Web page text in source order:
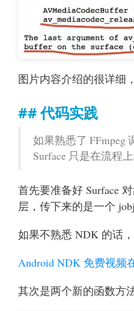
图片内容介绍的很详细
代码实践
如果熟悉了 FFmpeg
Surface 只是在流程
首先要准备好 Surface
层，传下来的是一个
如果不熟悉 NDK 的话
Android NDK 免费视频
其次是两个新的函数方